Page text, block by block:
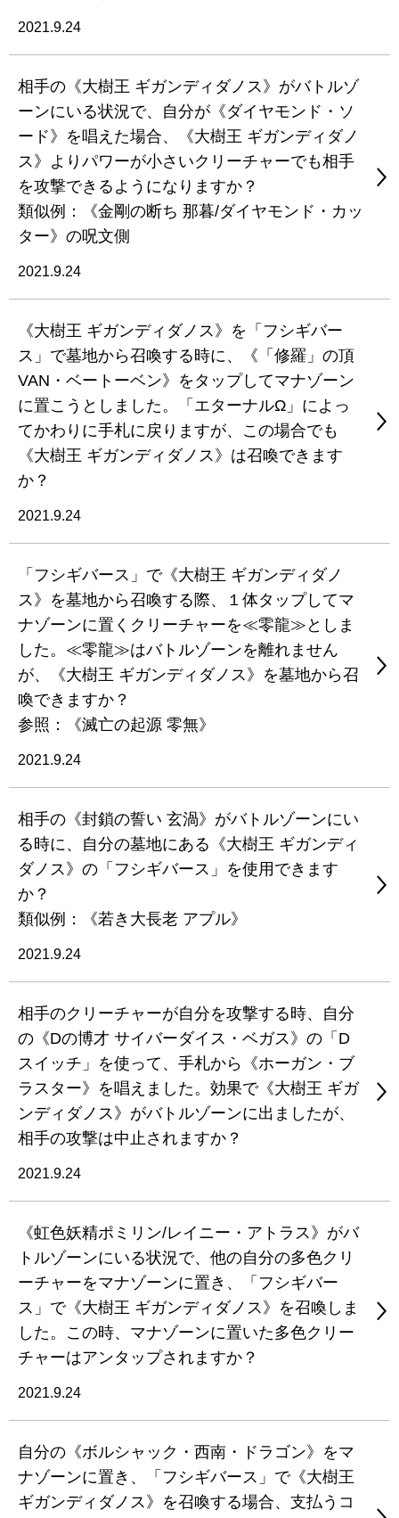
2021.9.24
相手の《大樹王 ギガンディダノス》がバトルゾ
ーンにいる状況で、自分が《ダイヤモンド・ソ
ード》を唱えた場合、《大樹王 ギガンディダノ
ス》よりパワーが小さいクリーチャーでも相手
を攻撃できるようになりますか？
類似例：《金剛の断ち 那暮/ダイヤモンド・カッ
ター》の呪文側
2021.9.24
《大樹王 ギガンディダノス》を「フシギバー
ス」で墓地から召喚する時に、《「修羅」の頂
VAN・ベートーベン》をタップしてマナゾーン
に置こうとしました。「エターナルΩ」によっ
てかわりに手札に戻りますが、この場合でも
《大樹王 ギガンディダノス》は召喚できます
か？
2021.9.24
「フシギバース」で《大樹王 ギガンディダノ
ス》を墓地から召喚する際、１体タップしてマ
ナゾーンに置くクリーチャーを≪零龍≫としま
した。≪零龍≫はバトルゾーンを離れません
が、《大樹王 ギガンディダノス》を墓地から召
喚できますか？
参照：《滅亡の起源 零無》
2021.9.24
相手の《封鎖の誓い 玄渦》がバトルゾーンにい
る時に、自分の墓地にある《大樹王 ギガンディ
ダノス》の「フシギバース」を使用できます
か？
類似例：《若き大長老 アプル》
2021.9.24
相手のクリーチャーが自分を攻撃する時、自分
の《Dの博才 サイバーダイス・ベガス》の「D
スイッチ」を使って、手札から《ホーガン・ブ
ラスター》を唱えました。効果で《大樹王 ギガ
ンディダノス》がバトルゾーンに出ましたが、
相手の攻撃は中止されますか？
2021.9.24
《虹色妖精ポミリン/レイニー・アトラス》がバ
トルゾーンにいる状況で、他の自分の多色クリ
ーチャーをマナゾーンに置き、「フシギバー
ス」で《大樹王 ギガンディダノス》を召喚しま
した。この時、マナゾーンに置いた多色クリー
チャーはアンタップされますか？
2021.9.24
自分の《ボルシャック・西南・ドラゴン》をマ
ナゾーンに置き、「フシギバース」で《大樹王
ギガンディダノス》を召喚する場合、支払うコ